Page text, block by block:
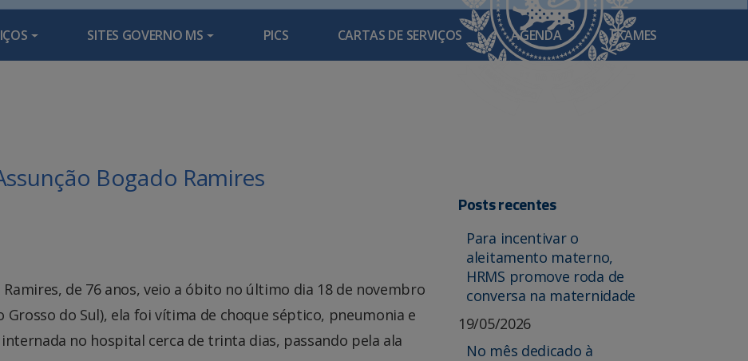
SITES GOVERNO MS PICS CARTAS DE SERVIÇOS AGENDA EXAMES
Bogado Ramires
de 76 anos, veio a óbito no último dia 18 de novembro
Grosso do Sul), ela foi vítima de choque séptico, pneumonia e
no hospital cerca de trinta dias, passando pela ala
Posts recentes
Para incentivar o
aleitamento materno,
HRMS promove roda de
conversa na maternidade
19/05/2026
No mês dedicado à